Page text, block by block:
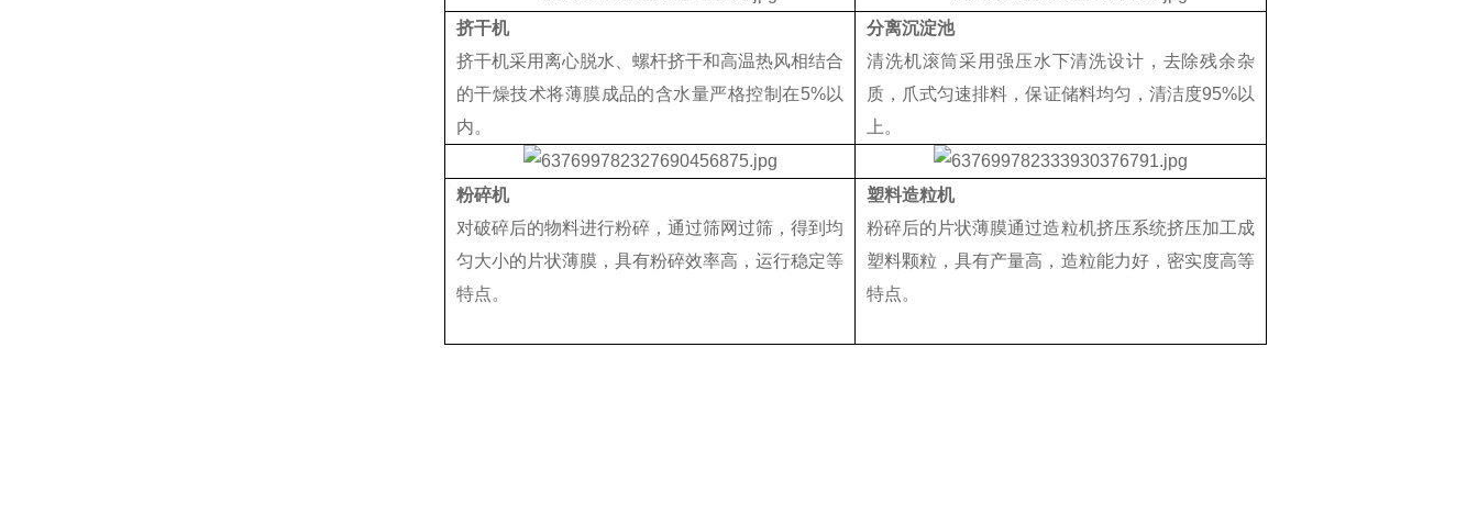
挤干机
挤干机采用离心脱水、螺杆挤干和高温热风相结合
的干燥技术将薄膜成品的含水量严格控制在5%以
内。
分离沉淀池
清洗机滚筒采用强压水下清洗设计，去除残余杂
质，爪式匀速排料，保证储料均匀，清洁度95%以
上。
粉碎机
对破碎后的物料进行粉碎，通过筛网过筛，得到均
匀大小的片状薄膜，具有粉碎效率高，运行稳定等
特点。
塑料造粒机
粉碎后的片状薄膜通过造粒机挤压系统挤压加工成
塑料颗粒，具有产量高，造粒能力好，密实度高等
特点。